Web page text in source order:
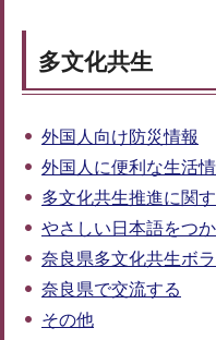
多文化共生
外国人向け防災情報
外国人に便利な生活
多文化共生推進に関
やさしい日本語をつか
奈良県多文化共生ボ
奈良県で交流する
その他